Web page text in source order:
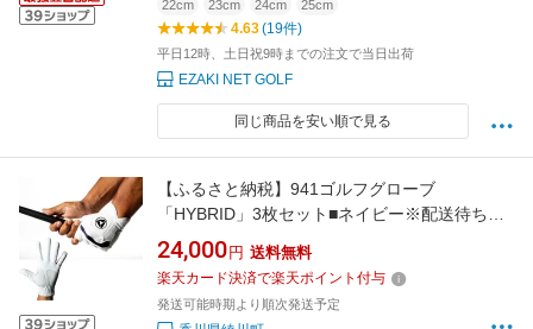
22cm 23cm 24cm 25cm
4.63(19件)
平日12時、土日祝9時までの注文で当日出荷
EZAKI NET GOLF
同じ商品を安い順で見る
【ふるさと納税】941ゴルフグローブ
「HYBRID」3枚セット■ネイビー※配送待ち期
間有り ゴルフグッズ グリップ 高機能 ゴルフ用
手袋 合成皮革 ニット 羊革 お届け：※現在多
くのご注文をいただいており、発送まで3か月
ほどお待ちいただく可能性がございます。
24,000 円 送料無料
楽天カード決済で楽天ポイント付与
発送可能時期より順次発送予定